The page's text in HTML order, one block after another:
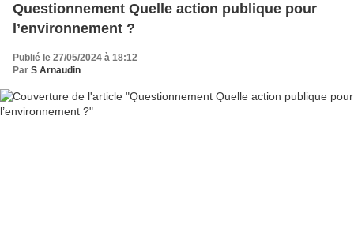
Questionnement Quelle action publique pour
l’environnement ?
Publié le 27/05/2024 à 18:12
Par S Arnaudin